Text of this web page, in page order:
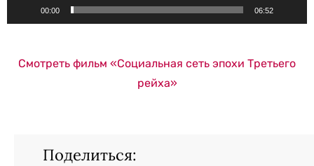
00:00 06:52
Смотреть фильм «Социальная сеть эпохи Третьего
рейха»
Поделиться: